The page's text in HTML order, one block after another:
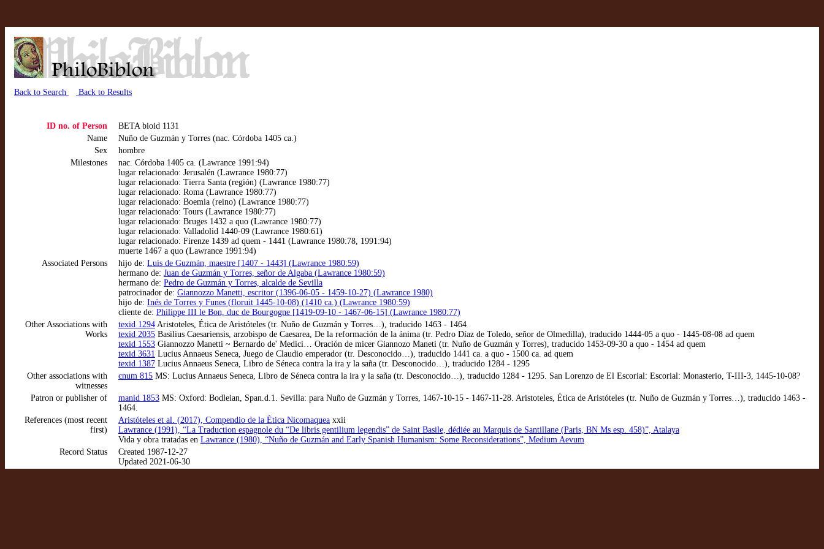
Back to Search Back to Results
ID no. of Person
BETA bioid 1131
Name
Nuño de Guzmán y Torres (nac. Córdoba 1405 ca.)
Sex
hombre
Milestones
nac. Córdoba 1405 ca. (Lawrance 1991:94)
lugar relacionado: Jerusalén (Lawrance 1980:77)
lugar relacionado: Tierra Santa (región) (Lawrance 1980:77)
lugar relacionado: Roma (Lawrance 1980:77)
lugar relacionado: Boemia (reino) (Lawrance 1980:77)
lugar relacionado: Tours (Lawrance 1980:77)
lugar relacionado: Bruges 1432 a quo (Lawrance 1980:77)
lugar relacionado: Valladolid 1440-09 (Lawrance 1980:61)
lugar relacionado: Firenze 1439 ad quem - 1441 (Lawrance 1980:78, 1991:94)
muerte 1467 a quo (Lawrance 1991:94)
Associated Persons
hijo de: Luis de Guzmán, maestre [1407 - 1443] (Lawrance 1980:59)
hermano de: Juan de Guzmán y Torres, señor de Algaba (Lawrance 1980:59)
hermano de: Pedro de Guzmán y Torres, alcalde de Sevilla
patrocinador de: Giannozzo Manetti, escritor (1396-06-05 - 1459-10-27) (Lawrance 1980)
hijo de: Inés de Torres y Funes (floruit 1445-10-08) (1410 ca.) (Lawrance 1980:59)
cliente de: Philippe III le Bon, duc de Bourgogne [1419-09-10 - 1467-06-15] (Lawrance 1980:77)
Other Associations with
Works
texid 1294 Aristoteles, Ética de Aristóteles (tr. Nuño de Guzmán y Torres…), traducido 1463 - 1464
texid 2035 Basilius Caesariensis, arzobispo de Caesarea, De la reformación de la ánima (tr. Pedro Díaz de Toledo, señor de Olmedilla), traducido 1444-05 a quo - 1445-08-08 ad quem
texid 1553 Giannozzo Manetti ~ Bernardo de' Medici… Oración de micer Giannozo Maneti (tr. Nuño de Guzmán y Torres), traducido 1453-09-30 a quo - 1454 ad quem
texid 3631 Lucius Annaeus Seneca, Juego de Claudio emperador (tr. Desconocido…), traducido 1441 ca. a quo - 1500 ca. ad quem
texid 1387 Lucius Annaeus Seneca, Libro de Séneca contra la ira y la saña (tr. Desconocido…), traducido 1284 - 1295
Other associations with
witnesses
cnum 815 MS: Lucius Annaeus Seneca, Libro de Séneca contra la ira y la saña (tr. Desconocido…), traducido 1284 - 1295. San Lorenzo de El Escorial: Escorial: Monasterio, T-III-3, 1445-10-08?
Patron or publisher of manid 1853 MS: Oxford: Bodleian, Span.d.1. Sevilla: para Nuño de Guzmán y Torres, 1467-10-15 - 1467-11-28. Aristoteles, Ética de Aristóteles (tr. Nuño de Guzmán y Torres…), traducido 1463 -
1464.
References (most recent
first)
Aristóteles et al. (2017), Compendio de la Ética Nicomaquea xxii
Lawrance (1991), “La Traduction espagnole du “De libris gentilium legendis” de Saint Basile, dédiée au Marquis de Santillane (Paris, BN Ms esp. 458)”, Atalaya
Vida y obra tratadas en Lawrance (1980), “Nuño de Guzmán and Early Spanish Humanism: Some Reconsiderations”, Medium Aevum
Record Status
Created 1987-12-27
Updated 2021-06-30